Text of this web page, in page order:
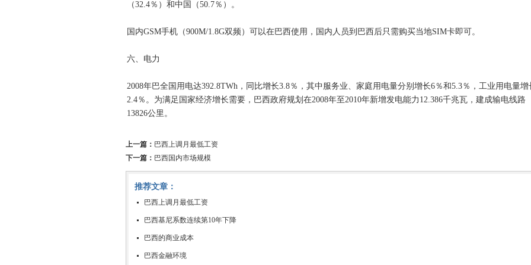
（32.4％）和中国（50.7％）。
国内GSM手机（900M/1.8G双频）可以在巴西使用，国内人员到巴西后只需购买当地SIM卡即可。
六、电力
2008年巴全国用电达392.8TWh，同比增长3.8％，其中服务业、家庭用电量分别增长6％和5.3％，工业用电量增
2.4％。为满足国家经济增长需要，巴西政府规划在2008年至2010年新增发电能力12.386千兆瓦，建成输电线路
13826公里。
上一篇： 巴西上调月最低工资
下一篇： 巴西国内市场规模
推荐文章：
巴西上调月最低工资
巴西基尼系数连续第10年下降
巴西的商业成本
巴西金融环境